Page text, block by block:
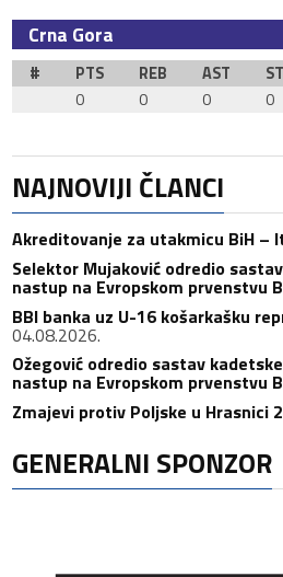
Crna Gora
# PTS REB AST
0
0 0 0
NAJNOVIJI ČLANCI
Akreditovanje za utakmicu BiH –
Selektor Mujaković odredio
nastup na Evropskom prvenstvu
BBI banka uz U-16 košarkašku
04.08.2026.
Ožegović odredio sastav
nastup na Evropskom prvenstvu
Zmajevi protiv Poljske u Hrasnici
GENERALNI SPONZOR